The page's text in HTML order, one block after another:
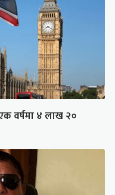
वर्षमा ४ लाख २०